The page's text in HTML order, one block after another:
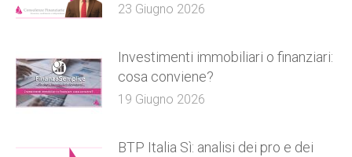
23 Giugno 2026
Investimenti immobiliari o finanziari:
cosa conviene?
19 Giugno 2026
BTP Italia Sì: analisi dei pro e dei